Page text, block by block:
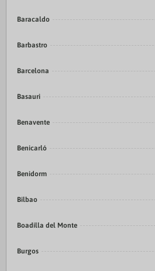
Baracaldo
Barbastro
Barcelona
Basauri
Benavente
Benicarló
Benidorm
Bilbao
Boadilla del Monte
Burgos